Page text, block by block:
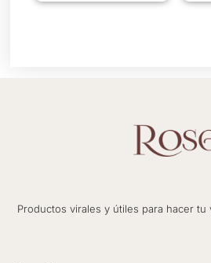
página
Productos virales y útiles para hacer tu